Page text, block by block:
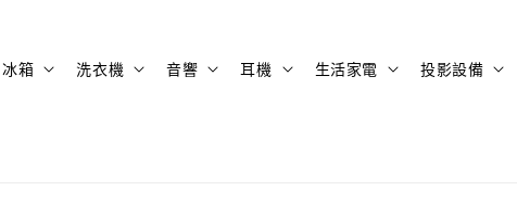
冰箱 洗衣機 音響 耳機 生活家電 投影設備